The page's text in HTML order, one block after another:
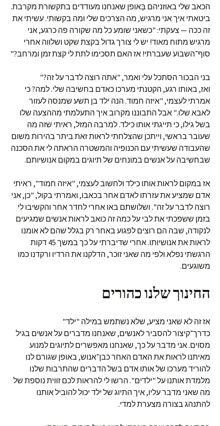
הכאב שלי באוזניהם בָּאופן שאנחנו מעודדים בתקשורת מקרבת.
ביטאתי איך אני מרגיש, מה הצרכים שלי ומה בקשותי. עשיתי את
זה ככה — צעקתי: "כשאני שומע כל מה שקורה פה כרגע, אני
מרגיש מתוח מאוד! יש לי צורך גדול בקצת שקט ושלווה אחרי
סוף־השבוע שעברתי! אז האם תסכימו לתת לי קצת זמן ומרחב?"
בני הבכור הסתכל עלי ואמר, "אתה רוצה לדבר על זה?"
ואז, באותו רגע, הקטנתי מערכו כאדם בחשיבה שלי. למה? כי
אמרתי לעצמי, "איזה חמוד. הנה ילד בן תשע שמנסה לעזור
לאבא שלו." אבל התבוננו מקרוב איך התעלמתי מההצעה שלו
בשל גילו, כי תייגתי אותו כילד. למרבה המזל, ראיתי שזה מה
שעובר בראשי, וייתכן שהצלחתי לראות זאת ביתר בהירות משום
שהעבודה שעשיתי עם הכנופיה והמשטרה הראתה לי את הסכנה
שבחשיבה על אנשים במונחים של תיוגים במקום אנושיותם.
אז במקום לראות אותו כילד ולחשוב לעצמי, "איזה חמוד", ראיתי
אדם שמציע את עזרתו לאדם אחר בכאבו, ואמרתי בקול, "כן, אני
רוצה לדבר על זה". ושלושתם באו אחרי לחדר אחר והקשיבו לי
בזמן ששפכתי את לבי על כמה זה כואב לראות אנשים שמגיעים
לנקודה, שבה הם רוצים לפגוע באחר רק בגלל שהם לא אומנו
לראות את אנושיותו. אחרי שדיברתי על כך במשך 45 דקות
הרגשתי נפלא ולפי מה שאני זוכר, הדלקנו את הרדיו ורקדנו כמו
משוגעים.
החינוך שלנו כהורים
אז זה לא שאני מציע, שלא נשתמש במילה "ילד"
כדרך־קיצור להסביר לאנשים, שאנחנו מדברים על אנשים בגיל
מסוים. אני מדבר על כך, שאנחנו מאפשרים לתיוגים למנוע
מאיתנו לראות את האדם האחר כבן־אנוש, באופן שגורם לנו
להוריד מערכו של אותו אדם בשל הדברים שהתרבות שלנו
מלמדת אותנו על "ילדים". הרשו לי להראות לכם זווית נוספת של
מה שאני מדבר עליו, איך התיוג של ילד יכול להוביל אותנו
להתנהג בצורה מצערת למדי.